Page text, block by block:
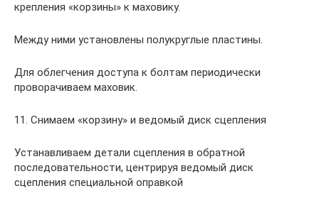
крепления «корзины» к маховику.
Между ними установлены полукруглые пластины.
Для облегчения доступа к болтам периодически
проворачиваем маховик.
11. Снимаем «корзину» и ведомый диск сцепления
Устанавливаем детали сцепления в обратной
последовательности, центрируя ведомый диск
сцепления специальной оправкой